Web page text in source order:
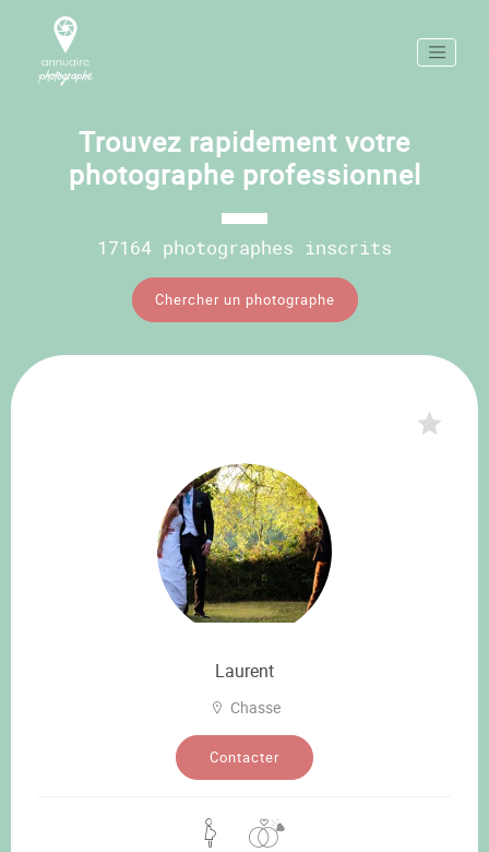
Trouvez rapidement votre
photographe professionnel
17164 photographes inscrits
Chercher un photographe
Laurent
Chasse
Contacter